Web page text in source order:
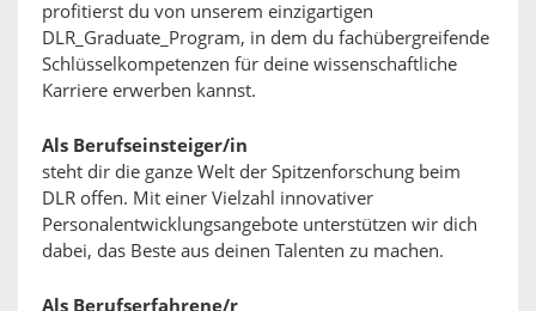
profitierst du von unserem einzigartigen
DLR_Graduate_Program, in dem du fachübergreifende
Schlüsselkompetenzen für deine wissenschaftliche
Karriere erwerben kannst.
Als Berufseinsteiger/in
steht dir die ganze Welt der Spitzenforschung beim
DLR offen. Mit einer Vielzahl innovativer
Personalentwicklungsangebote unterstützen wir dich
dabei, das Beste aus deinen Talenten zu machen.
Als Berufserfahrene/r